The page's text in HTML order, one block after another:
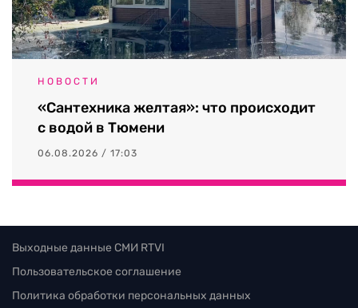
НОВОСТИ
«Сантехника желтая»: что происходит
с водой в Тюмени
06.08.2026 / 17:03
Выходные данные СМИ RTVI
Пользовательское соглашение
Политика обработки персональных данных